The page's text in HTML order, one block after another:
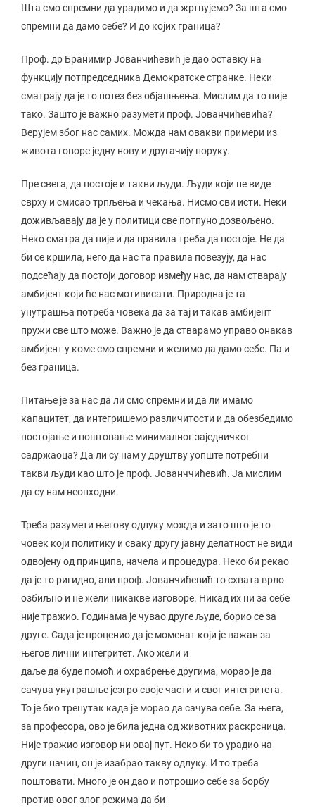
Шта смо спремни да урадимо и да жртвујемо? За шта смо
спремни да дамо себе? И до којих граница?
Проф. др Бранимир Јованчићевић је дао оставку на
функцију потпредседника Демократске странке. Неки
сматрају да је то потез без објашњења. Мислим да то није
тако. Зашто је важно разумети проф. Јованчићевића?
Верујем због нас самих. Можда нам овакви примери из
живота говоре једну нову и другачију поруку.
Пре свега, да постоје и такви људи. Људи који не виде
сврху и смисао трпљења и чекања. Нисмо сви исти. Неки
доживљавају да је у политици све потпуно дозвољено.
Неко сматра да није и да правила треба да постоје. Не да
би се кршила, него да нас та правила повезују, да нас
подсећају да постоји договор између нас, да нам стварају
амбијент који ће нас мотивисати. Природна је та
унутрашња потреба човека да за тај и такав амбијент
пружи све што може. Важно је да стварамо управо онакав
амбијент у коме смо спремни и желимо да дамо себе. Па и
без граница.
Питање је за нас да ли смо спремни и да ли имамо
капацитет, да интегришемо различитости и да обезбедимо
постојање и поштовање минималног заједничког
садржаоца? Да ли су нам у друштву уопште потребни
такви људи као што је проф. Јованччићевић. Ја мислим
да су нам неопходни.
Треба разумети његову одлуку можда и зато што је то
човек који политику и сваку другу јавну делатност не види
одвојену од принципа, начела и процедура. Неко би рекао
да је то ригидно, али проф. Јованчићевић то схвата врло
озбиљно и не жели никакве изговоре. Никад их ни за себе
није тражио. Годинама је чувао друге људе, борио се за
друге. Сада је проценио да је моменат који је важан за
његов лични интегритет. Ако жели и
даље да буде помоћ и охрабрење другима, морао је да
сачува унутрашње језгро своје части и свог интегритета.
То је био тренутак када је морао да сачува себе. За њега,
за професора, ово је била једна од животних раскрсница.
Није тражио изговор ни овај пут. Неко би то урадио на
други начин, он је изабрао такву одлуку. И то треба
поштовати. Много је он дао и потрошио себе за борбу
против овог злог режима да би